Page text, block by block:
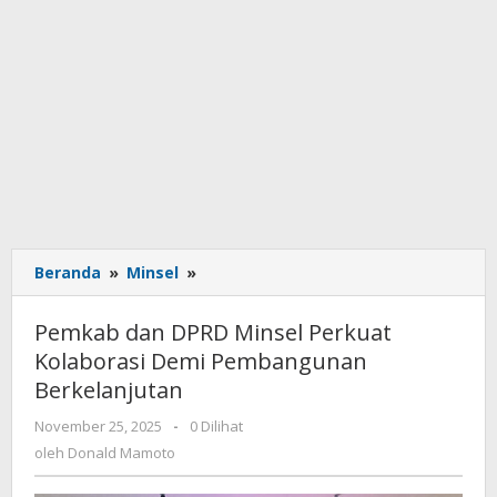
Beranda » Minsel »
dan
Minsel
Perkuat
Pembangunan
Pemkab dan DPRD Minsel Perkuat
Kolaborasi Demi Pembangunan
Berkelanjutan
November 25, 2025
oleh
Donald
-
0 Dilihat
oleh Donald Mamoto